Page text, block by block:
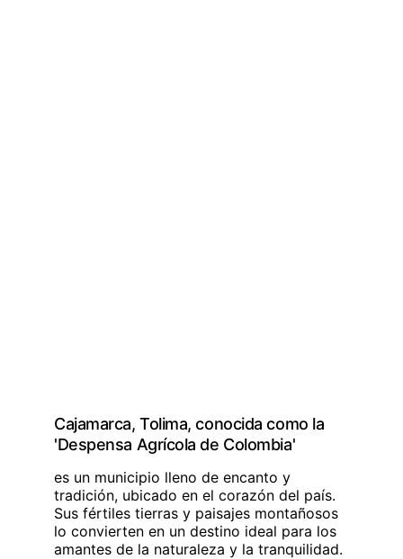
Cajamarca, Tolima, conocida como la
'Despensa Agrícola de Colombia'
es un municipio lleno de encanto y
tradición, ubicado en el corazón del país.
Sus fértiles tierras y paisajes montañosos
lo convierten en un destino ideal para los
amantes de la naturaleza y la tranquilidad.